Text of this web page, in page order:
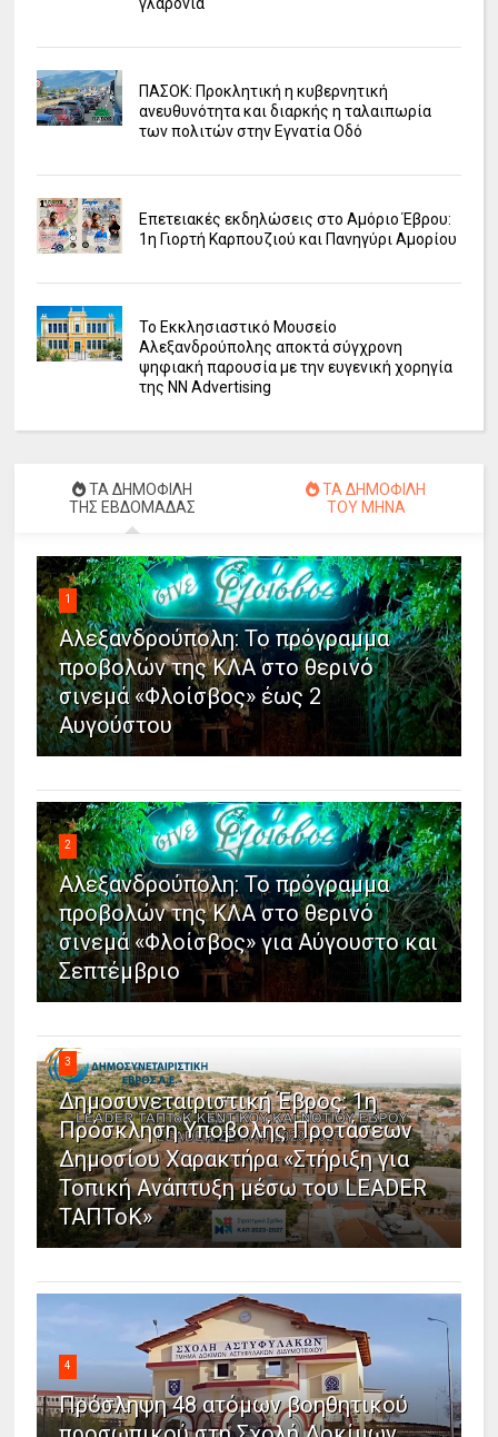
γλαρόνια
ΠΑΣΟΚ: Προκλητική η κυβερνητική
ανευθυνότητα και διαρκής η ταλαιπωρία
των πολιτών στην Εγνατία Οδό
Επετειακές εκδηλώσεις στο Αμόριο Έβρου:
1η Γιορτή Καρπουζιού και Πανηγύρι Αμορίου
Το Εκκλησιαστικό Μουσείο
Αλεξανδρούπολης αποκτά σύγχρονη
ψηφιακή παρουσία με την ευγενική χορηγία
της NN Advertising
ΤΑ ΔΗΜΟΦΙΛΗ
ΤΗΣ ΕΒΔΟΜΑΔΑΣ
ΤΑ ΔΗΜΟΦΙΛΗ
ΤΟΥ ΜΗΝΑ
1
Αλεξανδρούπολη: Το πρόγραμμα
προβολών της ΚΛΑ στο θερινό
σινεμά «Φλοίσβος» έως 2
Αυγούστου
2
Αλεξανδρούπολη: Το πρόγραμμα
προβολών της ΚΛΑ στο θερινό
σινεμά «Φλοίσβος» για Αύγουστο και
Σεπτέμβριο
3
Δημοσυνεταιριστική Έβρος: 1η
Πρόσκληση Υποβολής Προτάσεων
Δημοσίου Χαρακτήρα «Στήριξη για
Τοπική Ανάπτυξη μέσω του LEADER
ΤΑΠΤοΚ»
4
Πρόσληψη 48 ατόμων βοηθητικού